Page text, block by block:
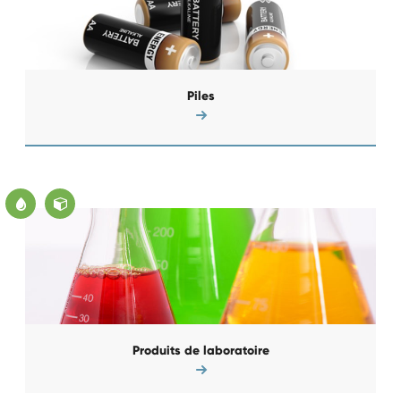
Piles
Produits de laboratoire